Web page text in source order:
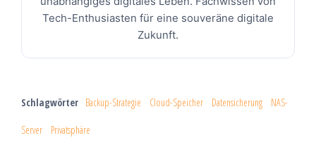
Tech-Enthusiasten für eine souveräne digitale
Zukunft.
Schlagwörter Backup-Strategie Cloud-Speicher Datensicherung NAS-
Server Privatsphäre